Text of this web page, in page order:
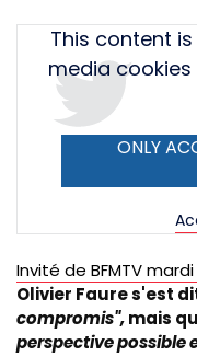
TweetThis content
media
ONLY
Invité de BFMTV
Olivier Faure s'est
compromis",mais
perspective possible